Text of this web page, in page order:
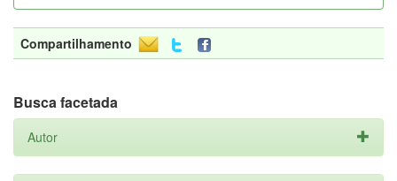
Compartilhamento
Busca facetada
Autor